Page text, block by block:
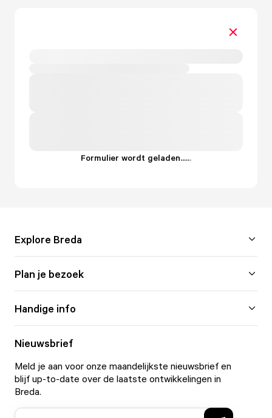
Formulier wordt geladen......
Explore Breda
Plan je bezoek
Handige info
Nieuwsbrief
Meld je aan voor onze maandelijkste nieuwsbrief en
blijf up-to-date over de laatste ontwikkelingen in
Breda.